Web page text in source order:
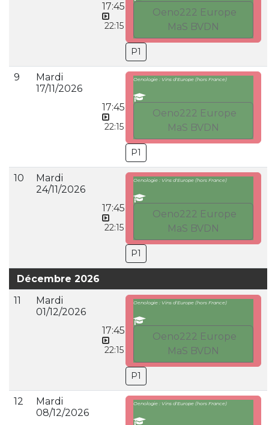
17:45
22:15
Oeno222 Europe
MaS BVDN
P1
9
Mardi
17/11/2026
17:45
22:15
Oenologie : Vins d'Europe (hors France)
Oeno222 Europe
MaS BVDN
P1
10
Mardi
24/11/2026
17:45
22:15
Oenologie : Vins d'Europe (hors France)
Oeno222 Europe
MaS BVDN
P1
Décembre 2026
11
Mardi
01/12/2026
17:45
22:15
Oenologie : Vins d'Europe (hors France)
Oeno222 Europe
MaS BVDN
P1
12
Mardi
08/12/2026
Oenologie : Vins d'Europe (hors France)